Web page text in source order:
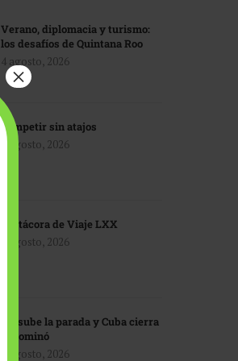
Verano, diplomacia y turismo:
los desafíos de Quintana Roo
4 agosto, 2026
Competir sin atajos
4 agosto, 2026
Bitácora de Viaje LXX
3 agosto, 2026
EU sube la parada y Cuba cierra
el dominó
3 agosto, 2026
×